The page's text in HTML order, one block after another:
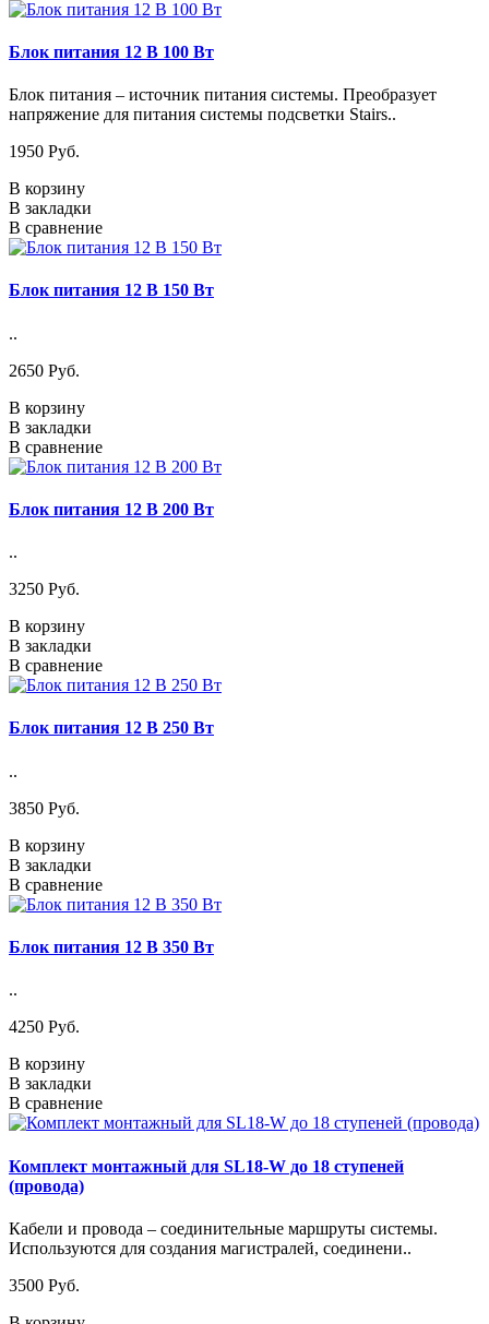
Блок питания 12 В 100 Вт
Блок питания – источник питания системы. Преобразует
напряжение для питания системы подсветки Stairs..
1950 Pуб.
В корзину
В закладки
В сравнение
Блок питания 12 В 150 Вт
..
2650 Pуб.
В корзину
В закладки
В сравнение
Блок питания 12 В 200 Вт
..
3250 Pуб.
В корзину
В закладки
В сравнение
Блок питания 12 В 250 Вт
..
3850 Pуб.
В корзину
В закладки
В сравнение
Блок питания 12 В 350 Вт
..
4250 Pуб.
В корзину
В закладки
В сравнение
Комплект монтажный для SL18-W до 18 ступеней
(провода)
Кабели и провода – соединительные маршруты системы.
Используются для создания магистралей, соединени..
3500 Pуб.